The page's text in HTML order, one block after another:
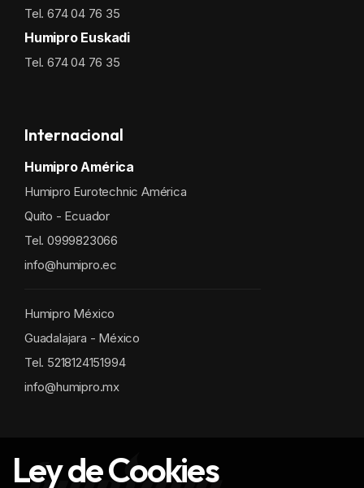
Tel. 674 04 76 35
Humipro Euskadi
Tel. 674 04 76 35
Internacional
Humipro América
Humipro Eurotechnic América
Quito - Ecuador
Tel. 0999823066
info@humipro.ec
Humipro México
Guadalajara - México
Tel. 5218124151994
info@humipro.mx
Ley de Cookies